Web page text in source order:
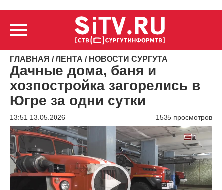
ГЛАВНАЯ /ЛЕНТА / НОВОСТИ СУРГУТА
Дачные дома, баня и
хозпостройка загорелись в
Югре за одни сутки
13:51 13.05.2026 1535 просмотров
Видеоплеер